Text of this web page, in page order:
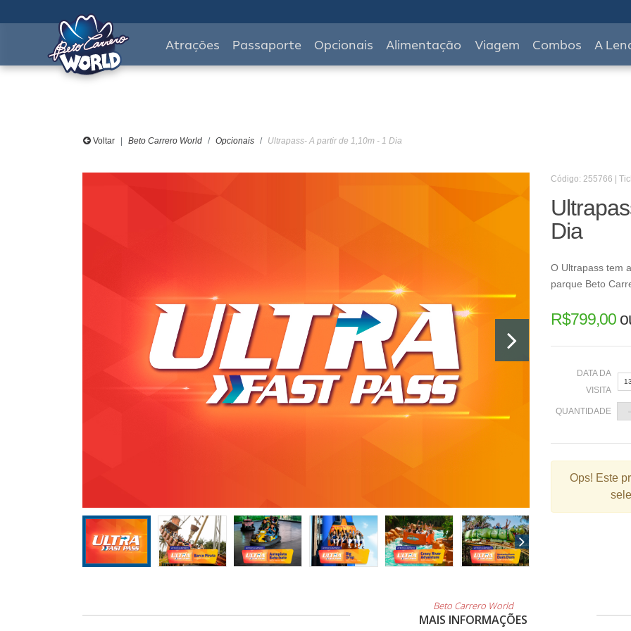
Atrações Passaporte Opcionais Alimentação Viagem Combos A
Voltar Beto Carrero World Opcionais Ultrapass- A partir de 1,10m - 1 Dia
Código: 255766 |
Dia
O Ultrapass tem
parque Beto
R$799,00
DATA DA
VISITA
2
9
QUANTIDADE
Ops! Este
Beto Carrero World
MAIS INFORMAÇÕES